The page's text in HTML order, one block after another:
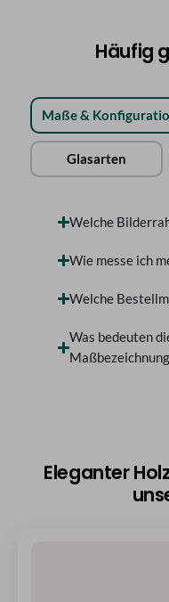
Häufig
Maße &
Glasarten
Welche
Wie messe ich
Welche
Was bedeuten
Eleganter